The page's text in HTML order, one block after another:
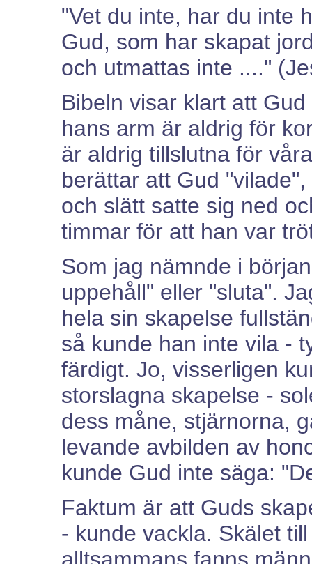
"Vet du inte, har du inte
Gud, som har skapat
och utmattas inte ...."
Bibeln visar klart att
hans arm är aldrig för
är aldrig tillslutna för
berättar att Gud
och slätt satte sig ned
timmar för att han var
Som jag nämnde i
uppehåll" eller "sluta".
hela sin skapelse
så kunde han inte vila -
färdigt. Jo, visserligen
storslagna skapelse -
dess måne, stjärnorna,
levande avbilden av
kunde Gud inte säga:
Faktum är att Guds
- kunde vackla. Skälet